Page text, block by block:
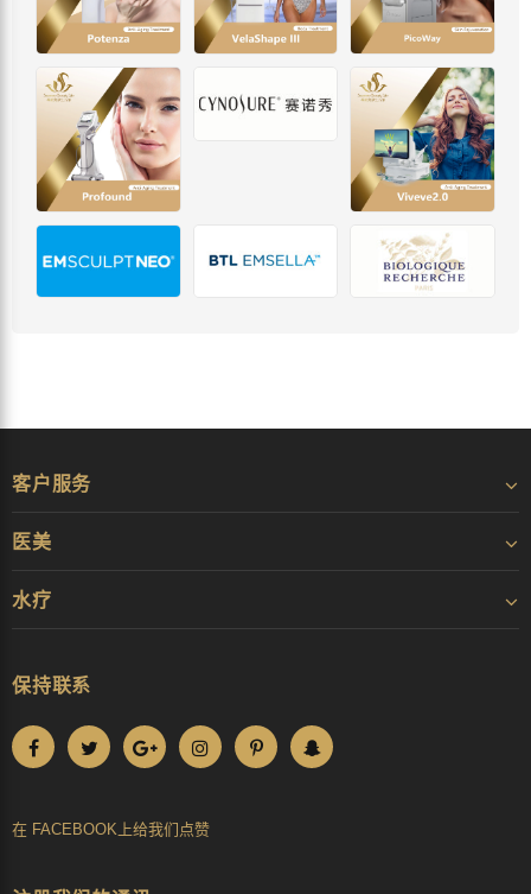
客户服务
医美
水疗
保持联系
在 FACEBOOK 上给我们点赞